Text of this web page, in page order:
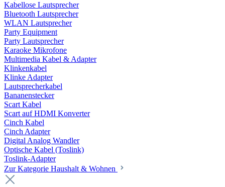
Kabellose Lautsprecher
Bluetooth Lautsprecher
WLAN Lautsprecher
Party Equipment
Party Lautsprecher
Karaoke Mikrofone
Multimedia Kabel & Adapter
Klinkenkabel
Klinke Adapter
Lautsprecherkabel
Bananenstecker
Scart Kabel
Scart auf HDMI Konverter
Cinch Kabel
Cinch Adapter
Digital Analog Wandler
Optische Kabel (Toslink)
Toslink-Adapter
Zur Kategorie Haushalt & Wohnen